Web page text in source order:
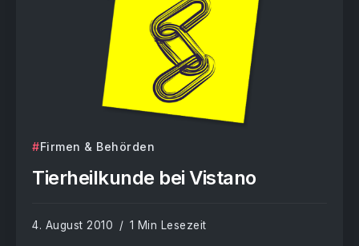
Firmen & Behörden
Tierheilkunde bei Vistano
4. August 2010 1 Min Lesezeit